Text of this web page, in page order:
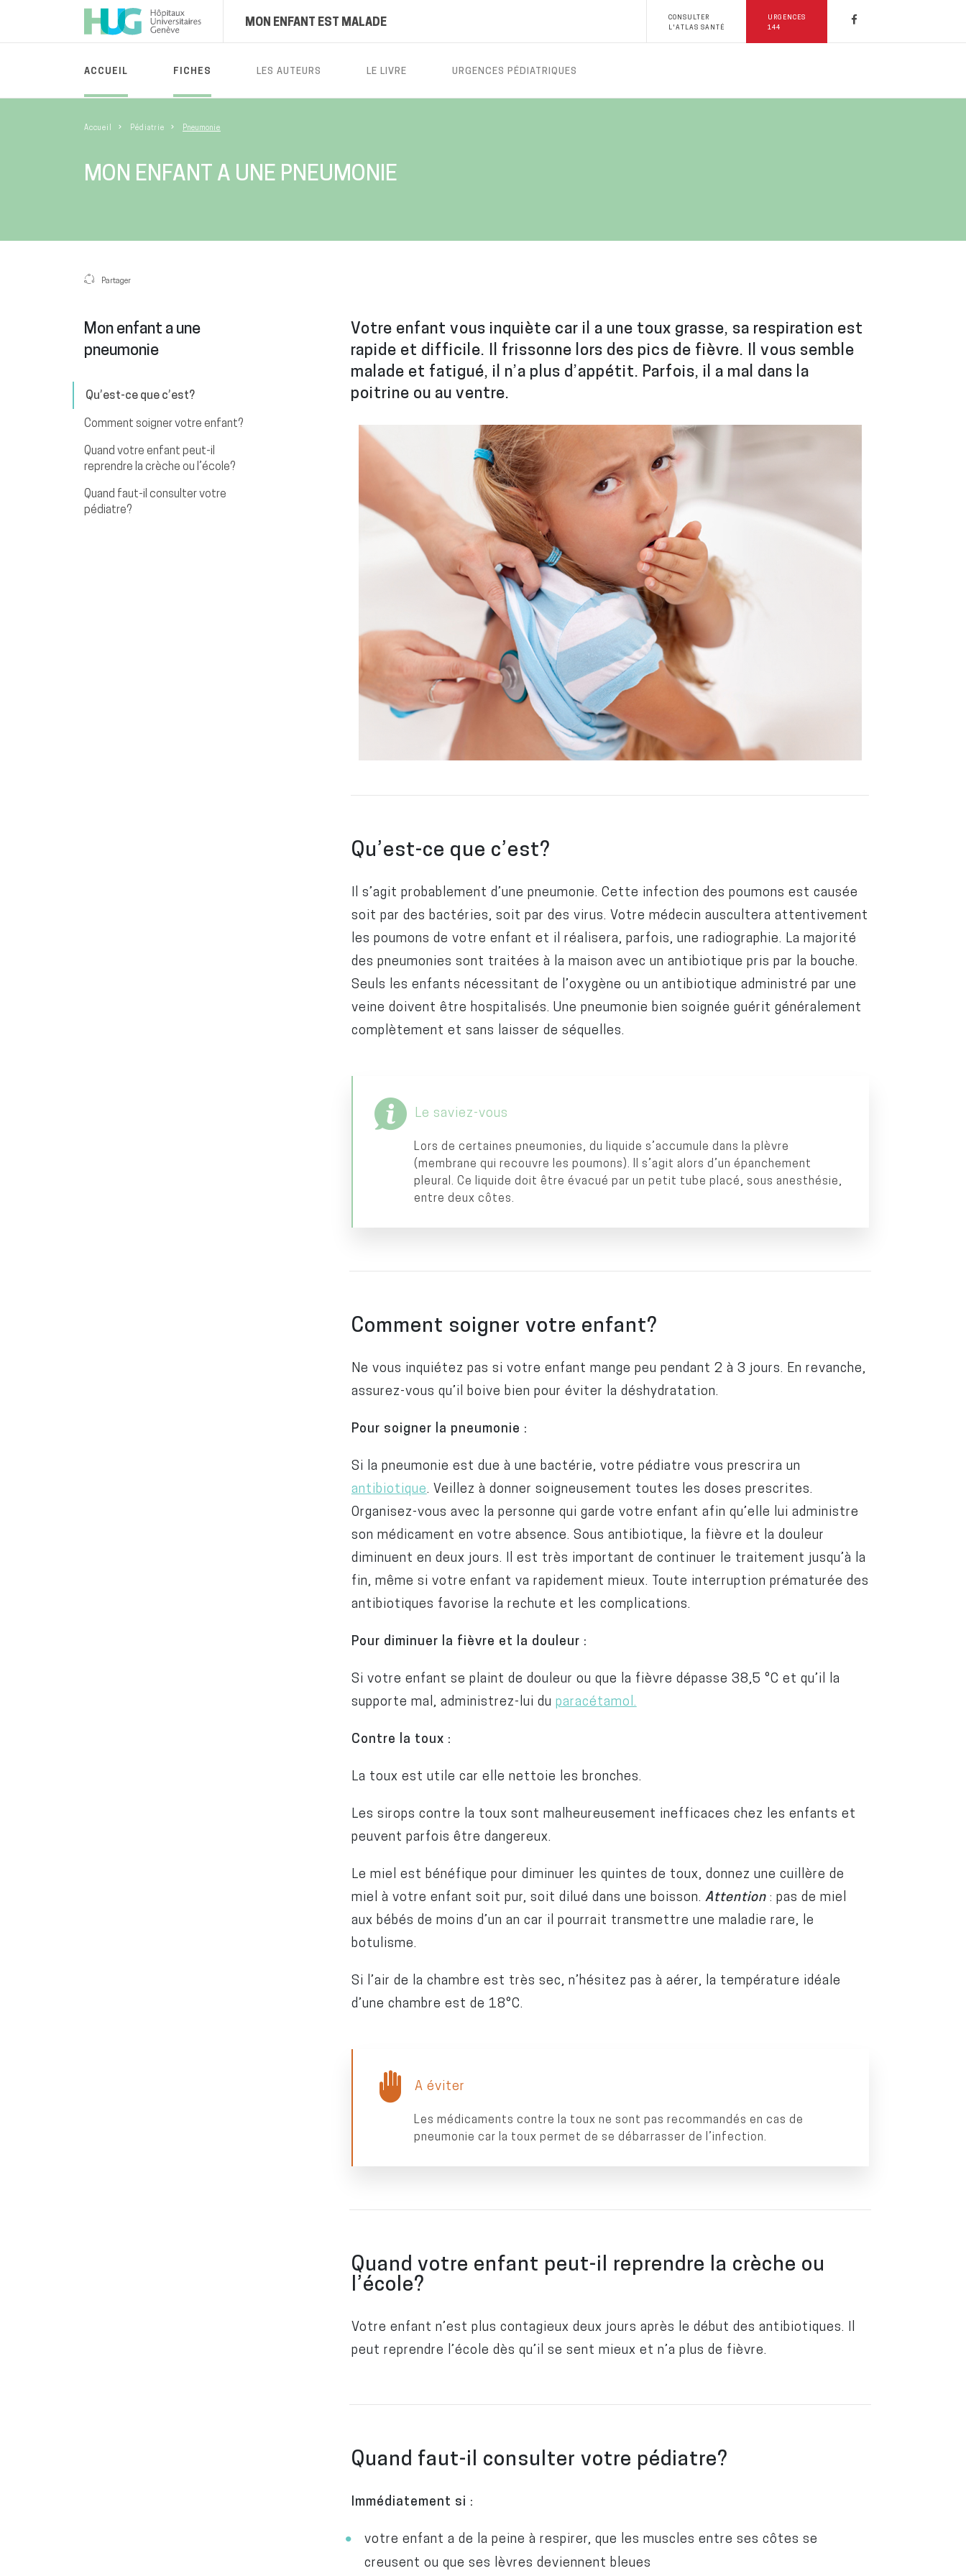
MON ENFANT EST MALADE
CONSULTER
L'ATLAS SANTÉ
URGENCES
144
ACCUEIL FICHES LES AUTEURS LE LIVRE URGENCES PÉDIATRIQUES
Accueil Pédiatrie Pneumonie
MON ENFANT A UNE PNEUMONIE
Partager
Mon enfant a une
pneumonie
Qu’est-ce que c’est?
Comment soigner votre enfant?
Quand votre enfant peut-il
reprendre la crèche ou l’école?
Quand faut-il consulter votre
pédiatre?
Votre enfant vous inquiète car il a une toux grasse, sa respiration est
rapide et difficile. Il frissonne lors des pics de fièvre. Il vous semble
malade et fatigué, il n’a plus d’appétit. Parfois, il a mal dans la
poitrine ou au ventre.
Qu’est-ce que c’est?
Il s’agit probablement d’une pneumonie. Cette infection des poumons est causée
soit par des bactéries, soit par des virus. Votre médecin auscultera attentivement
les poumons de votre enfant et il réalisera, parfois, une radiographie. La majorité
des pneumonies sont traitées à la maison avec un antibiotique pris par la bouche.
Seuls les enfants nécessitant de l’oxygène ou un antibiotique administré par une
veine doivent être hospitalisés. Une pneumonie bien soignée guérit généralement
complètement et sans laisser de séquelles.
Le saviez-vous
Lors de certaines pneumonies, du liquide s’accumule dans la plèvre
(membrane qui recouvre les poumons). Il s’agit alors d’un épanchement
pleural. Ce liquide doit être évacué par un petit tube placé, sous anesthésie,
entre deux côtes.
Comment soigner votre enfant?
Ne vous inquiétez pas si votre enfant mange peu pendant 2 à 3 jours. En revanche,
assurez-vous qu’il boive bien pour éviter la déshydratation.
Pour soigner la pneumonie :
Si la pneumonie est due à une bactérie, votre pédiatre vous prescrira un
antibiotique. Veillez à donner soigneusement toutes les doses prescrites.
Organisez-vous avec la personne qui garde votre enfant afin qu’elle lui administre
son médicament en votre absence. Sous antibiotique, la fièvre et la douleur
diminuent en deux jours. Il est très important de continuer le traitement jusqu’à la
fin, même si votre enfant va rapidement mieux. Toute interruption prématurée des
antibiotiques favorise la rechute et les complications.
Pour diminuer la fièvre et la douleur :
Si votre enfant se plaint de douleur ou que la fièvre dépasse 38,5 °C et qu’il la
supporte mal, administrez-lui du paracétamol.
Contre la toux :
La toux est utile car elle nettoie les bronches.
Les sirops contre la toux sont malheureusement inefficaces chez les enfants et
peuvent parfois être dangereux.
Le miel est bénéfique pour diminuer les quintes de toux, donnez une cuillère de
miel à votre enfant soit pur, soit dilué dans une boisson. Attention : pas de miel
aux bébés de moins d’un an car il pourrait transmettre une maladie rare, le
botulisme.
Si l’air de la chambre est très sec, n’hésitez pas à aérer, la température idéale
d’une chambre est de 18°C.
A éviter
Les médicaments contre la toux ne sont pas recommandés en cas de
pneumonie car la toux permet de se débarrasser de l’infection.
Quand votre enfant peut-il reprendre la crèche ou
l’école?
Votre enfant n’est plus contagieux deux jours après le début des antibiotiques. Il
peut reprendre l’école dès qu’il se sent mieux et n’a plus de fièvre.
Quand faut-il consulter votre pédiatre?
Immédiatement si :
votre enfant a de la peine à respirer, que les muscles entre ses côtes se
creusent ou que ses lèvres deviennent bleues